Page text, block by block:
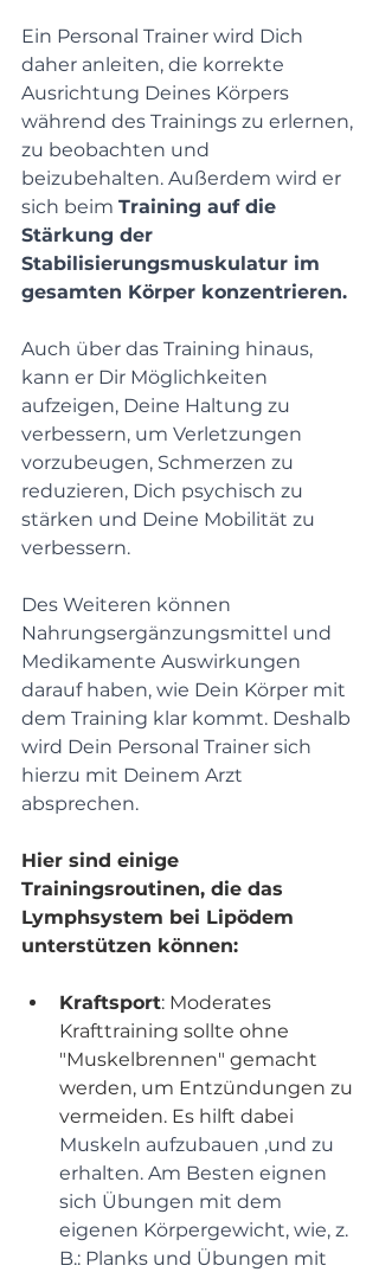
Ein Personal Trainer wird Dich
daher anleiten, die korrekte
Ausrichtung Deines Körpers
während des Trainings zu erlernen,
zu beobachten und
beizubehalten. Außerdem wird er
sich beim Training auf die
Stärkung der
Stabilisierungsmuskulatur im
gesamten Körper konzentrieren.
Auch über das Training hinaus,
kann er Dir Möglichkeiten
aufzeigen, Deine Haltung zu
verbessern, um Verletzungen
vorzubeugen, Schmerzen zu
reduzieren, Dich psychisch zu
stärken und Deine Mobilität zu
verbessern.
Des Weiteren können
Nahrungsergänzungsmittel und
Medikamente Auswirkungen
darauf haben, wie Dein Körper mit
dem Training klar kommt. Deshalb
wird Dein Personal Trainer sich
hierzu mit Deinem Arzt
absprechen.
Hier sind einige
Trainingsroutinen, die das
Lymphsystem bei Lipödem
unterstützen können:
Kraftsport: Moderates
Krafttraining sollte ohne
"Muskelbrennen" gemacht
werden, um Entzündungen zu
vermeiden. Es hilft dabei
Muskeln aufzubauen ,und zu
erhalten. Am Besten eignen
sich Übungen mit dem
eigenen Körpergewicht, wie, z.
B.: Planks und Übungen mit